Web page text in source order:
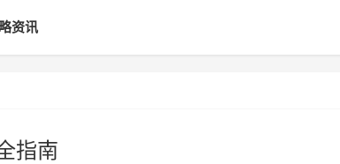
资讯
指南